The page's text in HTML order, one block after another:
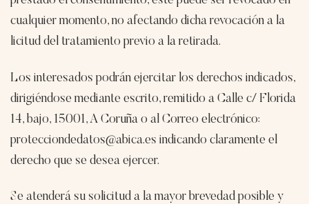
cualquier momento, no afectando dicha revocación a la
licitud del tratamiento previo a la retirada.
Los interesados podrán ejercitar los derechos indicados,
dirigiéndose mediante escrito, remitido a Calle c/ Florida
14, bajo, 15001, A Coruña o al Correo electrónico:
protecciondedatos@abica.es indicando claramente el
derecho que se desea ejercer.
Se atenderá su solicitud a la mayor brevedad posible y